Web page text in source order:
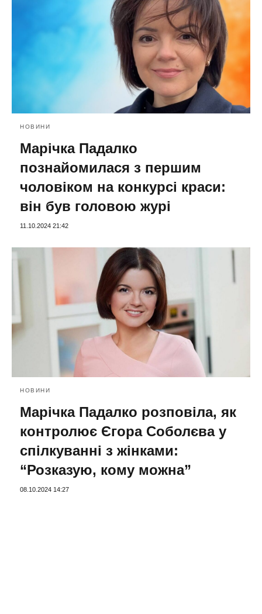
НОВИНИ
Марічка Падалко
познайомилася з першим
чоловіком на конкурсі краси:
він був головою журі
11.10.2024 21:42
НОВИНИ
Марічка Падалко розповіла, як
контролює Єгора Соболєва у
спілкуванні з жінками:
“Розказую, кому можна”
08.10.2024 14:27